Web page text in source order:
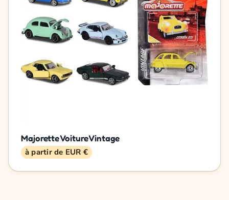
Majorette Voiture Vintage
à partir de EUR €